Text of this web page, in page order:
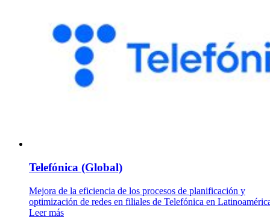
Telefónica (Global)
Mejora de la eficiencia de los procesos de planificación y
optimización de redes en filiales de Telefónica en
Leer más